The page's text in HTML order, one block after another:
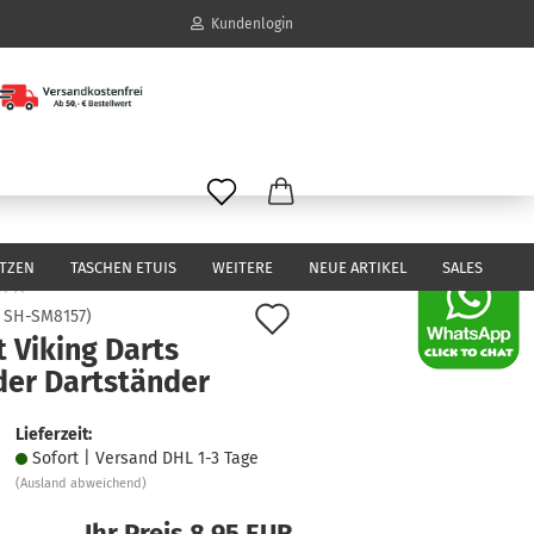
Kundenlogin
vergessen?
TASCHEN ETUIS NEUE ARTIKEL SALES
WEITERE
SH-SM8157)
Viking Darts
Dartständer
Lieferzeit:
Sofort | Versand DHL 1-3 Tage
(Ausland abweichend)